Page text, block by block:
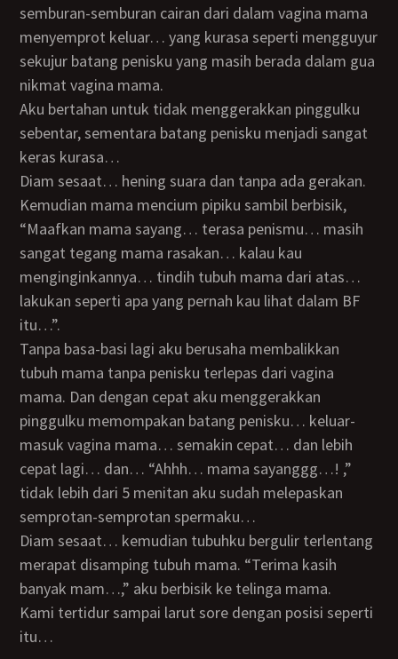
semburan-semburan cairan dari dalam vagina mama
menyemprot keluar… yang kurasa seperti mengguyur
sekujur batang penisku yang masih berada dalam gua
nikmat vagina mama.
Aku bertahan untuk tidak menggerakkan pinggulku
sebentar, sementara batang penisku menjadi sangat
keras kurasa…
Diam sesaat… hening suara dan tanpa ada gerakan.
Kemudian mama mencium pipiku sambil berbisik,
“Maafkan mama sayang… terasa penismu… masih
sangat tegang mama rasakan… kalau kau
menginginkannya… tindih tubuh mama dari atas…
lakukan seperti apa yang pernah kau lihat dalam BF
itu…”.
Tanpa basa-basi lagi aku berusaha membalikkan
tubuh mama tanpa penisku terlepas dari vagina
mama. Dan dengan cepat aku menggerakkan
pinggulku memompakan batang penisku… keluar-
masuk vagina mama… semakin cepat… dan lebih
cepat lagi… dan… “Ahhh… mama sayanggg…! ,”
tidak lebih dari 5 menitan aku sudah melepaskan
semprotan-semprotan spermaku…
Diam sesaat… kemudian tubuhku bergulir terlentang
merapat disamping tubuh mama. “Terima kasih
banyak mam…,” aku berbisik ke telinga mama.
Kami tertidur sampai larut sore dengan posisi seperti
itu…